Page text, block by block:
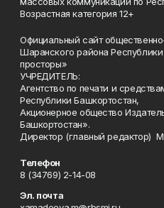
Возрастная категория 12+
Официальный сайт
Шаранского района
просторы»
УЧРЕДИТЕЛЬ:
Агентство по печати и
Республики Башкортостан,
Акционерное общество
Башкортостан».
Директор (главный редактор)
Телефон
8 (34769) 2-14-08
Эл. почта